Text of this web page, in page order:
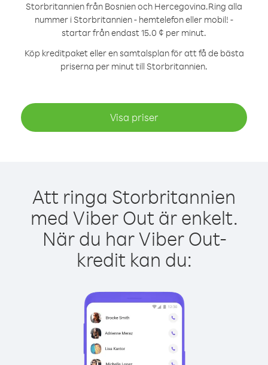
Storbritannien från Bosnien och Hercegovina.Ring alla
nummer i Storbritannien - hemtelefon eller mobil! -
startar från endast 15.0 ¢ per minut.
Köp kreditpaket eller en samtalsplan för att få de bästa
priserna per minut till Storbritannien.
Visa priser
Att ringa Storbritannien
med Viber Out är enkelt.
När du har Viber Out-
kredit kan du: